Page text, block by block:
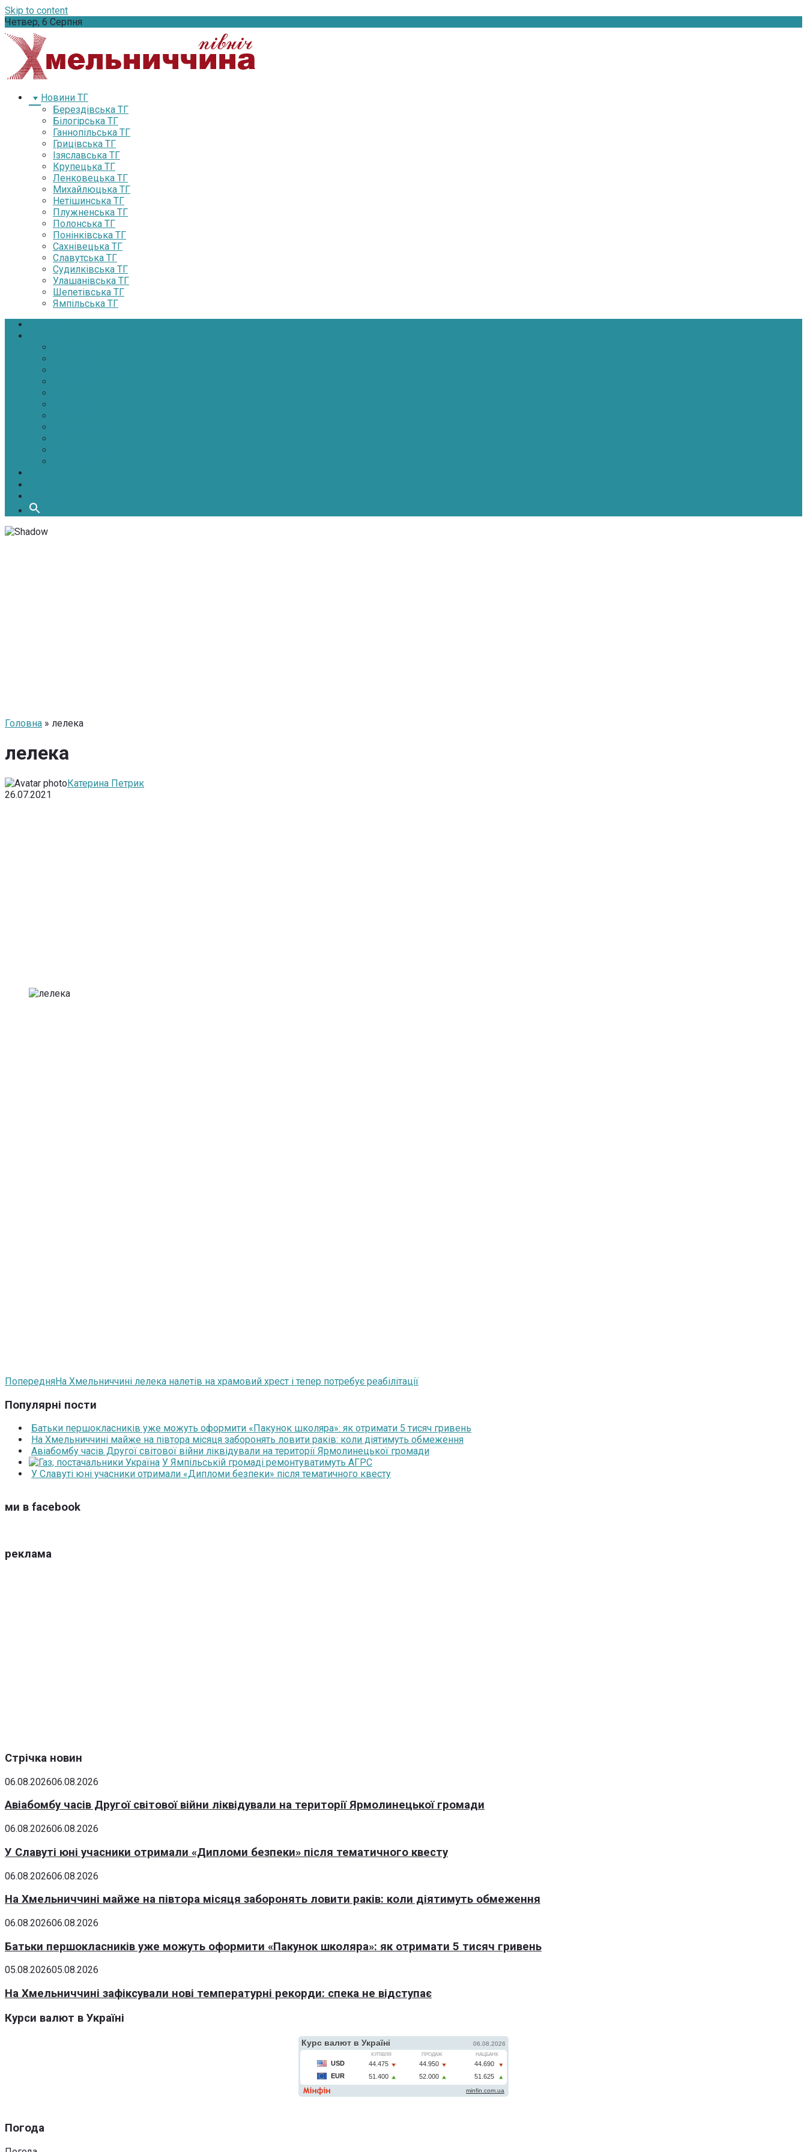
Skip to content
Четвер, 6 Серпня
Новини ТГ
Берездівська ТГ
Білогірська ТГ
Ганнопільська ТГ
Грицівська ТГ
Ізяславська ТГ
Крупецька ТГ
Ленковецька ТГ
Михайлюцька ТГ
Нетішинська ТГ
Плужненська ТГ
Полонська ТГ
Понінківська ТГ
Сахнівецька ТГ
Славутська ТГ
Судилківська ТГ
Улашанівська ТГ
Шепетівська ТГ
Ямпільська ТГ
Головна » лелека
лелека
Катерина Петрик
26.07.2021
ПопередняНа Хмельниччині лелека налетів на храмовий хрест і тепер потребує реабілітації
Популярні пости
Батьки першокласників уже можуть оформити «Пакунок школяра»: як отримати 5 тисяч гривень
На Хмельниччині майже на півтора місяця заборонять ловити раків: коли діятимуть обмеження
Авіабомбу часів Другої світової війни ліквідували на території Ярмолинецької громади
У Ямпільській громаді ремонтуватимуть АГРС
У Славуті юні учасники отримали «Дипломи безпеки» після тематичного квесту
ми в facebook
реклама
Стрічка новин
06.08.202606.08.2026
Авіабомбу часів Другої світової війни ліквідували на території Ярмолинецької громади
06.08.202606.08.2026
У Славуті юні учасники отримали «Дипломи безпеки» після тематичного квесту
06.08.202606.08.2026
На Хмельниччині майже на півтора місяця заборонять ловити раків: коли діятимуть обмеження
06.08.202606.08.2026
Батьки першокласників уже можуть оформити «Пакунок школяра»: як отримати 5 тисяч гривень
05.08.202605.08.2026
На Хмельниччині зафіксували нові температурні рекорди: спека не відступає
Курси валют в Україні
Погода